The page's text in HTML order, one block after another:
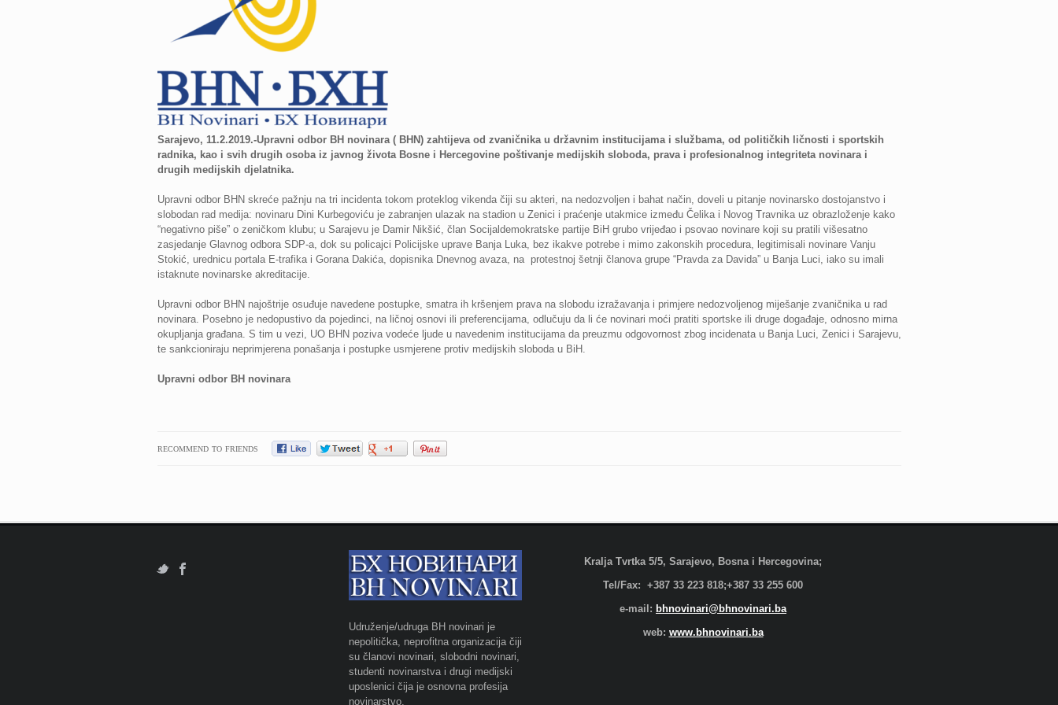
Sarajevo, 11.2.2019.-Upravni odbor BH novinara ( BHN) zahtijeva od zvaničnika u državnim institucijama i službama, od političkih ličnosti i sportskih
radnika, kao i svih drugih osoba iz javnog života Bosne i Hercegovine poštivanje medijskih sloboda, prava i profesionalnog integriteta novinara i
drugih medijskih djelatnika.
Upravni odbor BHN skreće pažnju na tri incidenta tokom proteklog vikenda čiji su akteri, na nedozvoljen i bahat način, doveli u pitanje novinarsko dostojanstvo i
slobodan rad medija: novinaru Dini Kurbegoviću je zabranjen ulazak na stadion u Zenici i praćenje utakmice između Čelika i Novog Travnika uz obrazloženje kako
“negativno piše” o zeničkom klubu; u Sarajevu je Damir Nikšić, član Socijaldemokratske partije BiH grubo vrijeđao i psovao novinare koji su pratili višesatno
zasjedanje Glavnog odbora SDP-a, dok su policajci Policijske uprave Banja Luka, bez ikakve potrebe i mimo zakonskih procedura, legitimisali novinare Vanju
Stokić, urednicu portala E-trafika i Gorana Dakića, dopisnika Dnevnog avaza, na protestnoj šetnji članova grupe “Pravda za Davida” u Banja Luci, iako su imali
istaknute novinarske akreditacije.
Upravni odbor BHN najoštrije osuđuje navedene postupke, smatra ih kršenjem prava na slobodu izražavanja i primjere nedozvoljenog miješanje zvaničnika u rad
novinara. Posebno je nedopustivo da pojedinci, na ličnoj osnovi ili preferencijama, odlučuju da li će novinari moći pratiti sportske ili druge događaje, odnosno mirna
okupljanja građana. S tim u vezi, UO BHN poziva vodeće ljude u navedenim institucijama da preuzmu odgovornost zbog incidenata u Banja Luci, Zenici i Sarajevu,
te sankcioniraju neprimjerena ponašanja i postupke usmjerene protiv medijskih sloboda u BiH.
Upravni odbor BH novinara
RECOMMEND TO FRIENDS
Udruženje/udruga BH novinari je
nepolitička, neprofitna organizacija čiji
su članovi novinari, slobodni novinari,
studenti novinarstva i drugi medijski
uposlenici čija je osnovna profesija
novinarstvo.
Kralja Tvrtka 5/5, Sarajevo, Bosna i Hercegovina;
Tel/Fax: +387 33 223 818;+387 33 255 600
e-mail: bhnovinari@bhnovinari.ba
web: www.bhnovinari.ba